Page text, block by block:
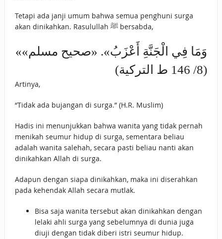
Tetapi ada janji umum bahwa semua penghuni surga
akan dinikahkan. Rasulullah ﷺ bersabda,
«وَمَا ‌فِي ‌الْجَنَّةِ ‌أَعْزَبُ». «صحيح مسلم»
(8/ 146 ط التركية)
Artinya,
“Tidak ada bujangan di surga.” (H.R. Muslim)
Hadis ini menunjukkan bahwa wanita yang tidak pernah
menikah seumur hidup di surga, sementara beliau
adalah wanita salehah, secara pasti beliau nanti akan
dinikahkan Allah di surga.
Adapun dengan siapa dinikahkan, maka ini diserahkan
pada kehendak Allah secara mutlak.
Bisa saja wanita tersebut akan dinikahkan dengan
lelaki ahli surga yang sebelumnya di dunia juga
diuji dengan tidak diberi istri seumur hidup.